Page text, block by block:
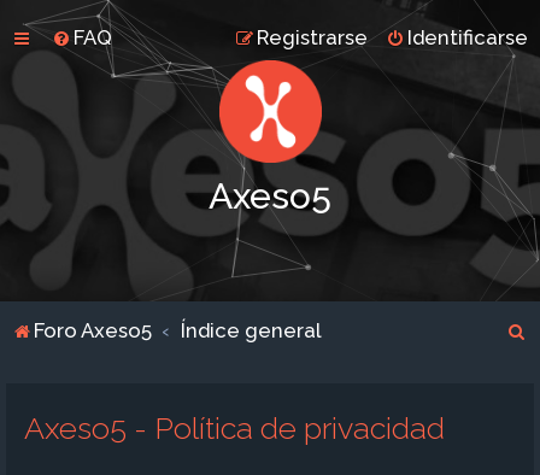
FAQ Identificarse
Registrarse
Axeso5
Foro Axeso5 Índice general
Axeso5 - Política de privacidad